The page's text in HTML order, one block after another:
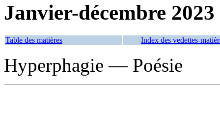
Janvier-décembre 2023
Table des matières Index des vedettes-
Hyperphagie — Poésie